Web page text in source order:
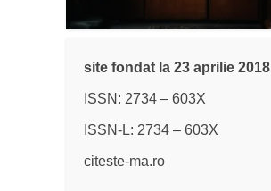
site fondat la 23 aprilie 2018
ISSN: 2734 – 603X
ISSN-L: 2734 – 603X
citeste-ma.ro